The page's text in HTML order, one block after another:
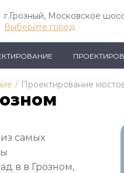
г.Грозный, Московское
Выберите город
/ Проектирование
самых
в в Грозном,